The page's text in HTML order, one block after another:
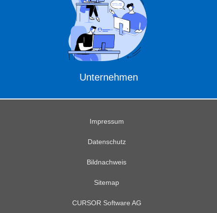
Unternehmen
Impressum
Datenschutz
Bildnachweis
Sitemap
CURSOR Software AG